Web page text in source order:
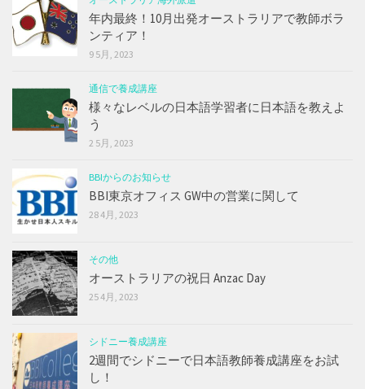
年内最終！10月出発オーストラリアで教師ボラ
ンティア！
9 5月, 2023
通信で養成講座
様々なレベルの日本語学習者に日本語を教えよ
う
2 5月, 2023
BBIからのお知らせ
BBI東京オフィス GW中の営業に関して
28 4月, 2023
その他
オーストラリアの祝日 Anzac Day
25 4月, 2023
シドニー養成講座
2週間でシドニーで日本語教師養成講座をお試
し！